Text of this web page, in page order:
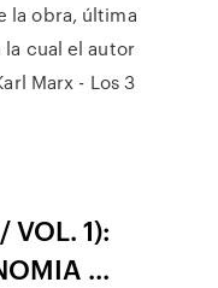
la obra, última
la cual el autor
Marx - Los 3
VOL. 1):
...